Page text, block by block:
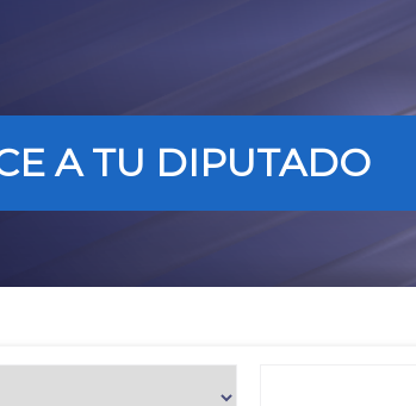
A TU DIPUTADO